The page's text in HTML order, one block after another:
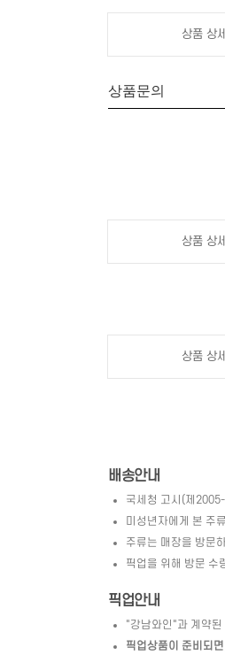
상품 상세
상품문의
상품 상세
상품 상세
배송안내
국세청 고시(제
미성년자에게 본 주
주류는 매장을 방문
픽업을 위해 방문 수
픽업안내
"강남와인"과 계약
픽업상품이 준비되